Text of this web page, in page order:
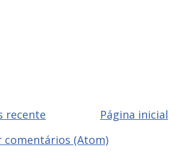
recente
Página inicial
comentários (Atom)